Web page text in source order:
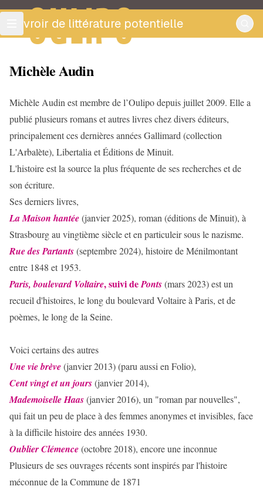
OULIPO
ouvroir de littérature potentielle
Michèle Audin
Michèle Audin est membre de l’Oulipo depuis juillet 2009. Elle a
publié plusieurs romans et autres livres chez divers éditeurs,
principalement ces dernières années Gallimard (collection
L'Arbalète), Libertalia et Éditions de Minuit.
L'histoire est la source la plus fréquente de ses recherches et de
son écriture.
Ses derniers livres,
La Maison hantée(janvier 2025), roman (éditions de Minuit), à
Strasbourg au vingtième siècle et en particuleir sous le nazisme.
Rue des Partants(septembre 2024), histoire de Ménilmontant
entre 1848 et 1953.
Paris, boulevard Voltaire, suivi dePonts(mars 2023) est un
recueil d'histoires, le long du boulevard Voltaire à Paris, et de
poèmes, le long de la Seine.
Voici certains des autres
Une vie brève(janvier 2013) (paru aussi en Folio),
Cent vingt et un jours(janvier 2014),
Mademoiselle Haas(janvier 2016), un "roman par nouvelles",
qui fait un peu de place à des femmes anonymes et invisibles, face
à la difficile histoire des années 1930.
Oublier Clémence(octobre 2018), encore une inconnue
Plusieurs de ses ouvrages récents sont inspirés par l'histoire
méconnue de la Commune de 1871